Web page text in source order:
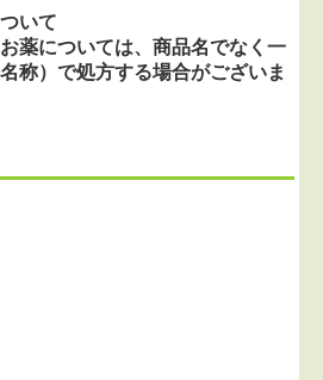
いて
薬については、商品名でなく一
称）で処方する場合がございま